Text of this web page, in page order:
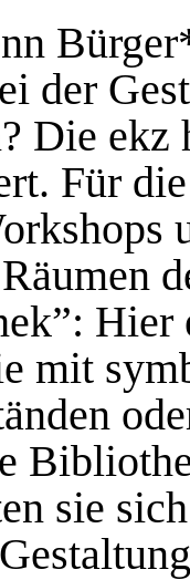
der
Die ekz
Für
mit
sie